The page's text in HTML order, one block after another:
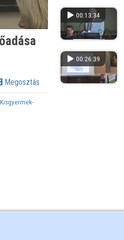
Megosztás
Kisgyermek-
00:13:34
00:26:39